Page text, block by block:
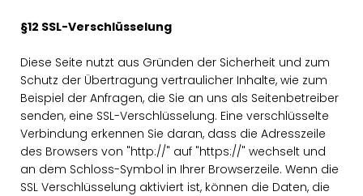
§12 SSL-Verschlüsselung
Diese Seite nutzt aus Gründen der Sicherheit und zum
Schutz der Übertragung vertraulicher Inhalte, wie zum
Beispiel der Anfragen, die Sie an uns als Seitenbetreiber
senden, eine SSL-Verschlüsselung. Eine verschlüsselte
Verbindung erkennen Sie daran, dass die Adresszeile
des Browsers von "http://" auf "https://" wechselt und
an dem Schloss-Symbol in Ihrer Browserzeile. Wenn die
SSL Verschlüsselung aktiviert ist, können die Daten, die